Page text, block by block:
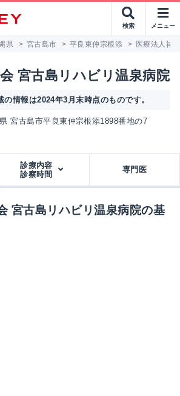
検索 メニュー
県 > 宮古島市 > 平良東仲宗根添 > 医療法人祐
宮古島リハビリ温泉病院
の情報は2024年3月末時点のものです。
宮古島市平良東仲宗根添1898番地の7
診療内容
診察時間
専門医
宮古島リハビリ温泉病院の基